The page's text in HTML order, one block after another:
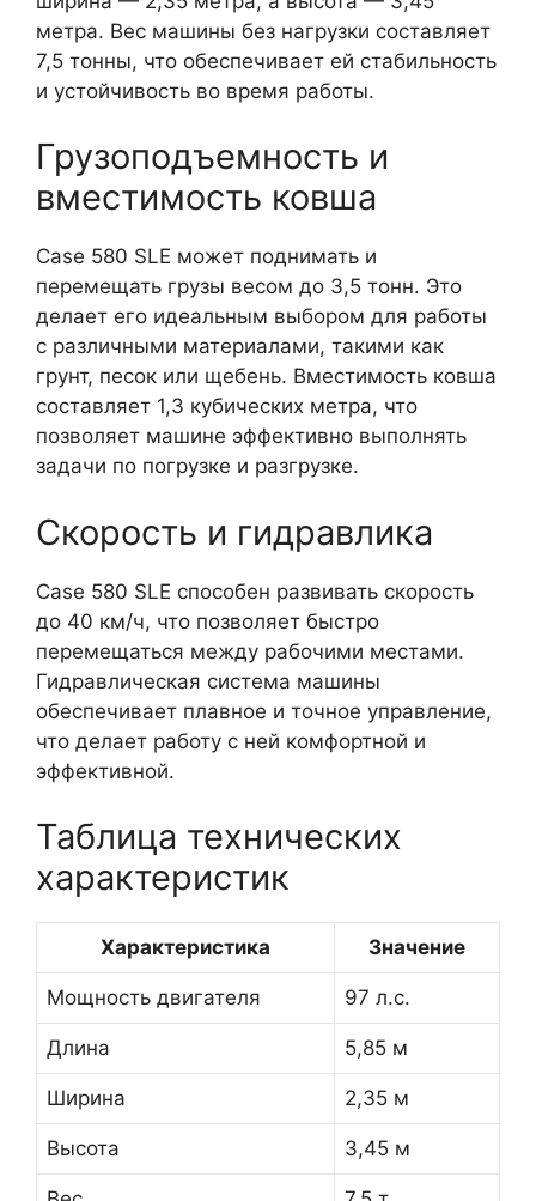
метра. Вес машины без нагрузки составляет
7,5 тонны, что обеспечивает ей стабильность
и устойчивость во время работы.
Грузоподъемность и
вместимость ковша
Case 580 SLE может поднимать и
перемещать грузы весом до 3,5 тонн. Это
делает его идеальным выбором для работы
с различными материалами, такими как
грунт, песок или щебень. Вместимость ковша
составляет 1,3 кубических метра, что
позволяет машине эффективно выполнять
задачи по погрузке и разгрузке.
Скорость и гидравлика
Case 580 SLE способен развивать скорость
до 40 км/ч, что позволяет быстро
перемещаться между рабочими местами.
Гидравлическая система машины
обеспечивает плавное и точное управление,
что делает работу с ней комфортной и
эффективной.
Таблица технических
характеристик
Характеристика Значение
Мощность двигателя 97 л.с.
Длина 5,85 м
Ширина 2,35 м
Высота 3,45 м